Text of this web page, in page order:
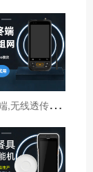
L
ora手持终端,无线透传自组网pda,高性能Lora智能巡检机